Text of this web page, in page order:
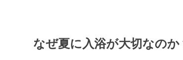
なぜ夏に入浴が大切なのか